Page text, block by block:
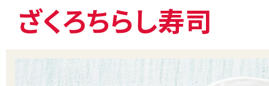
ざくろちらし寿司